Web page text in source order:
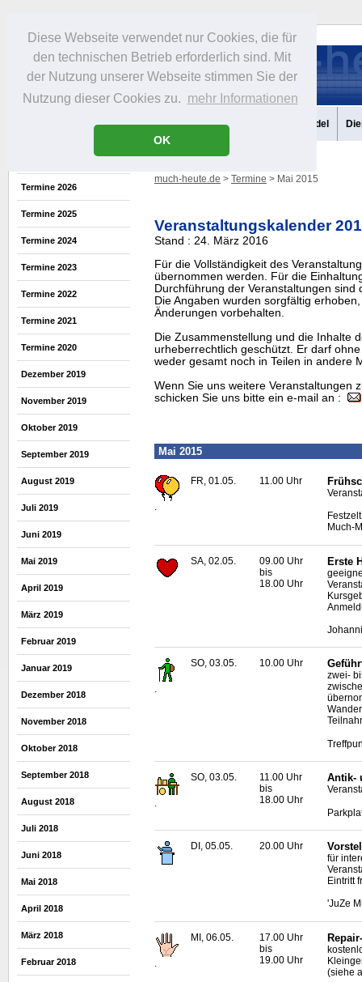
Diese Webseite verwendet nur Cookies, die für
den technischen Betrieb erforderlich sind. Mit
der Nutzung unserer Webseite stimmen Sie der
Nutzung dieser Cookies zu. mehr Informationen
OK
Portrait Infos Freizeit Gastronomie Handel
Termine 2026
Termine 2025
Termine 2024
Termine 2023
Termine 2022
Termine 2021
Termine 2020
Dezember 2019
November 2019
Oktober 2019
September 2019
August 2019
Juli 2019
Juni 2019
Mai 2019
April 2019
März 2019
Februar 2019
Januar 2019
Dezember 2018
November 2018
Oktober 2018
September 2018
August 2018
Juli 2018
Juni 2018
Mai 2018
April 2018
März 2018
Februar 2018
much-heute.de > Termine > Mai 2015
Veranstaltungskalender
Stand : 24. März 2016
Für die Vollständigkeit des
übernommen werden. Für die
Durchführung der Veranstaltungen sind
Die Angaben wurden sorgfältig
Änderungen vorbehalten.
Die Zusammenstellung und die Inhalte
urheberrechtlich geschützt. Er darf
weder gesamt noch in Teilen in andere
Wenn Sie uns weitere Veranstaltungen
schicken Sie uns bitte ein e-mail an :
Mai 2015
FR, 01.05. 11.00 Uhr
Much-
SA, 02.05.
09.00 Uhr
bis
18.00 Uhr
Erste
.
SO, 03.05. 10.00 Uhr
zwei-
.
SO, 03.05.
11.00 Uhr
bis
18.00 Uhr
Antik-
DI, 05.05. 20.00 Uhr
für
Eintritt
'JuZe
MI, 06.05.
17.00 Uhr
bis
19.00 Uhr
(siehe